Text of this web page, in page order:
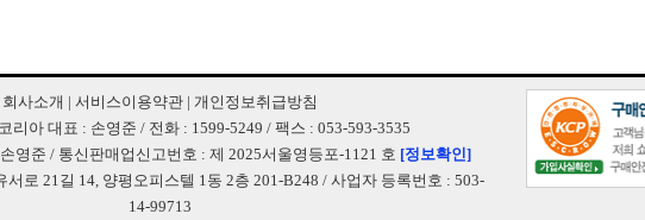
회사소개 | 서비스이용약관| 개인정보취급방침
리아 대표 : 손영준 / 전화 : 1599-5249 / 팩스 : 053-593-3535
영준 / 통신판매업신고번호 : 제 2025서울영등포-1121 호 [정보확인]
서로 21길 14, 양평오피스텔 1동 2층 201-B248 / 사업자 등록번호 : 503-
14-99713